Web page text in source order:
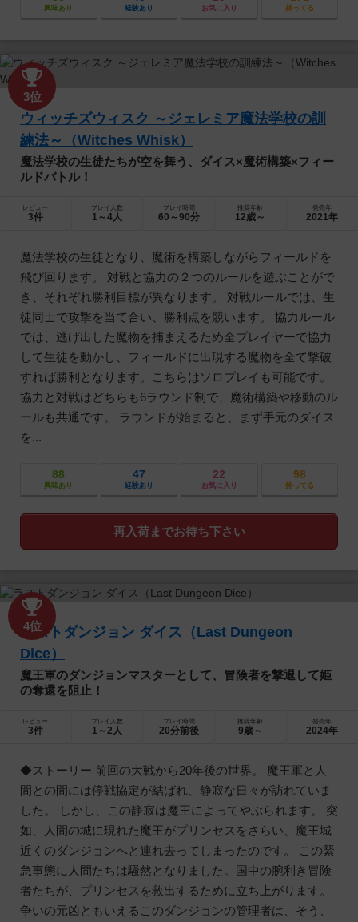
興味あり 経験あり お気に入り 持ってる
3位
ウィッチズウィスク ～ジェレミア魔法学校の訓
練法～（Witches Whisk）
魔法学校の生徒たちが空を舞う、ダイス×魔術構築×フィー
ルドバトル！
レビュー
3件
プレイ人数
1～4人
プレイ時間
60～90分
推奨年齢
12歳～
発売年
2021年
魔法学校の生徒となり、魔術を構築しながらフィールドを
飛び回ります。 対戦と協力の２つのルールを遊ぶことがで
き、それぞれ勝利目標が異なります。 対戦ルールでは、生
徒同士で攻撃を当て合い、勝利点を競います。 協力ルール
では、逃げ出した魔物を捕まえるため全プレイヤーで協力
して生徒を動かし、フィールドに出現する魔物を全て撃破
すれば勝利となります。こちらはソロプレイも可能です。
協力と対戦はどちらも6ラウンド制で、魔術構築や移動のル
ールも共通です。 ラウンドが始まると、まず手元のダイス
を...
88
興味あり
47
経験あり
22
お気に入り
98
持ってる
再入荷までお待ち下さい
4位
ラストダンジョン ダイス（Last Dungeon
Dice）
魔王軍のダンジョンマスターとして、冒険者を撃退して姫
の奪還を阻止！
レビュー
3件
プレイ人数
1～2人
プレイ時間
20分前後
推奨年齢
9歳～
発売年
2024年
◆ストーリー 前回の大戦から20年後の世界。 魔王軍と人
間との間には停戦協定が結ばれ、静寂な日々が訪れていま
した。 しかし、この静寂は魔王によってやぶられます。 突
如、人間の城に現れた魔王がプリンセスをさらい、魔王城
近くのダンジョンへと連れ去ってしまったのです。 この緊
急事態に人間たちは騒然となりました。国中の腕利き冒険
者たちが、プリンセスを救出するために立ち上がります。
争いの元凶ともいえるこのダンジョンの管理者は、そう、